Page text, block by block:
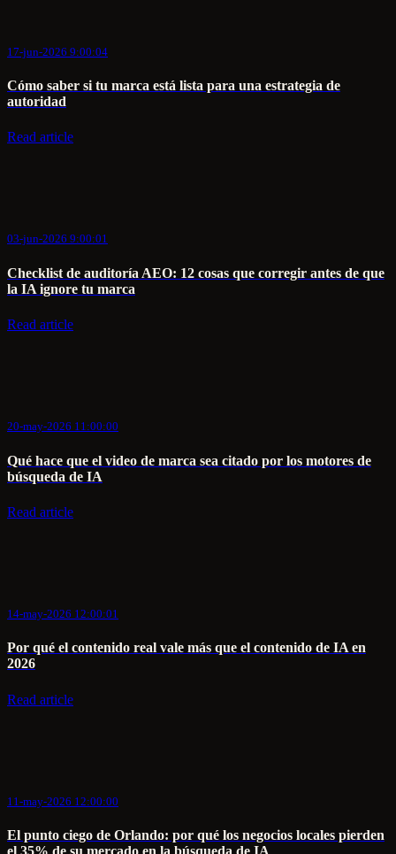
17-jun-2026 9:00:04
Cómo saber si tu marca está lista para una estrategia de
autoridad
Read article
03-jun-2026 9:00:01
Checklist de auditoría AEO: 12 cosas que corregir antes de que
la IA ignore tu marca
Read article
20-may-2026 11:00:00
Qué hace que el video de marca sea citado por los motores de
búsqueda de IA
Read article
14-may-2026 12:00:01
Por qué el contenido real vale más que el contenido de IA en
2026
Read article
11-may-2026 12:00:00
El punto ciego de Orlando: por qué los negocios locales pierden